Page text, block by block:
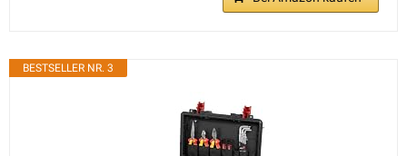
BESTSELLER NR. 3